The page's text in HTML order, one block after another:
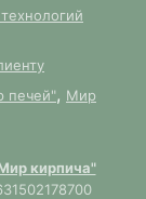
печей", Мир
кирпича"